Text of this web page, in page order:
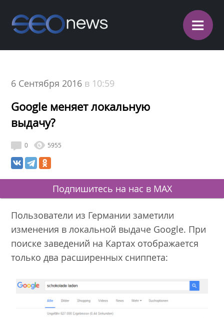
≡
6 Сентября 2016 в 10:59
Google меняет локальную
выдачу?
0 5955
Подпишитесь на нас в MAX
Пользователи из Германии заметили
изменения в локальной выдаче Google. При
поиске заведений на Картах отображается
только два расширенных сниппета: